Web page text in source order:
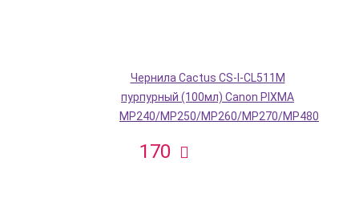
Чернила Cactus CS-I-CL511M
пурпурный (100мл) Canon PIXMA
MP240/MP250/MP260/MP270/MP480
170